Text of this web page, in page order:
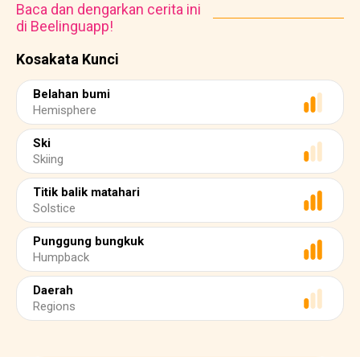
Kosakata Kunci
Belahan bumi
Hemisphere
Ski
Skiing
Titik balik matahari
Solstice
Punggung bungkuk
Humpback
Daerah
Regions
Baca dan dengarkan cerita ini
di Beelinguapp!